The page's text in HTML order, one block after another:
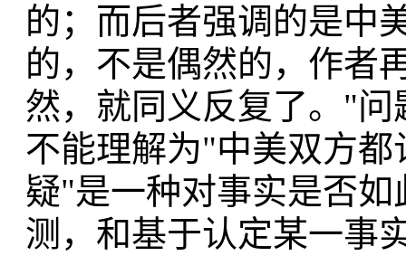
的；而后者强调的是中
的，不是偶然的，作者
然，就同义反复了。"
不能理解为"中美双方
疑"是一种对事实是否
测，和基于认定某一事